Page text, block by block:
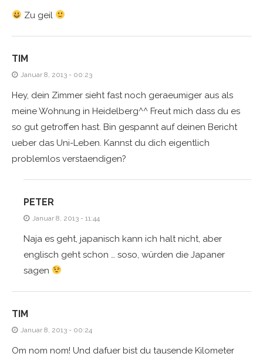
Zu geil
TIM
Januar 8, 2013 - 00:23
Hey, dein Zimmer sieht fast noch geraeumiger aus als
meine Wohnung in Heidelberg^^ Freut mich dass du es
so gut getroffen hast. Bin gespannt auf deinen Bericht
ueber das Uni-Leben. Kannst du dich eigentlich
problemlos verstaendigen?
PETER
Januar 8, 2013 - 11:44
Naja es geht, japanisch kann ich halt nicht, aber
englisch geht schon … soso, würden die Japaner
sagen
TIM
Januar 8, 2013 - 00:24
Om nom nom! Und dafuer bist du tausende Kilometer